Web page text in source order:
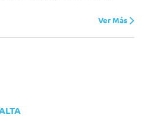
Ver Más